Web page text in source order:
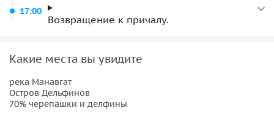
17:00
Возвращение к причалу.
Какие места вы увидите
река Манавгат
Остров Дельфинов
70% черепашки и делфины